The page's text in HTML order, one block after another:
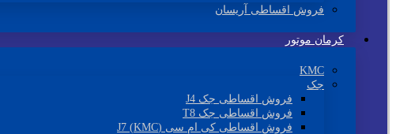
فروش اقساطی آریسان
کرمان موتور
KMC
جک
فروش اقساطی جک J4
فروش اقساطی جک T8
فروش اقساطی کی ام سی (KMC) J7